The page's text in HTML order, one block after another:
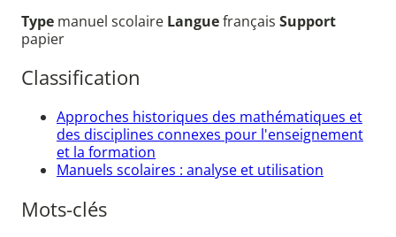
Type manuel scolaire Languefrançais Support
papier
Classification
Approches historiques des mathématiques et
des disciplines connexes pour l'enseignement
et la formation
Manuels scolaires : analyse et utilisation
Mots-clés